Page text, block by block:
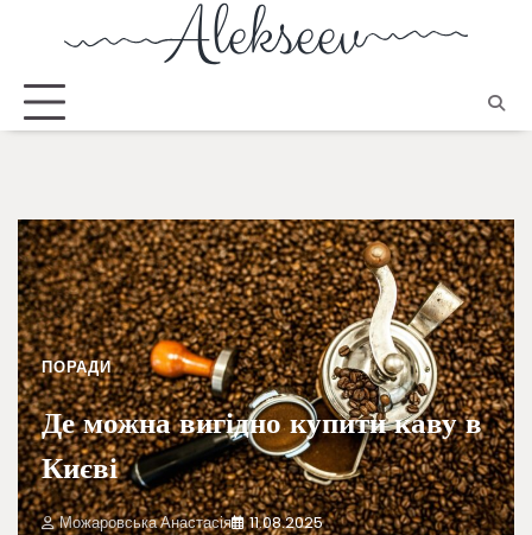
ПОРАДИ
Де можна вигідно купити каву в
Києві
Можаровська Анастасія 11.08.2025